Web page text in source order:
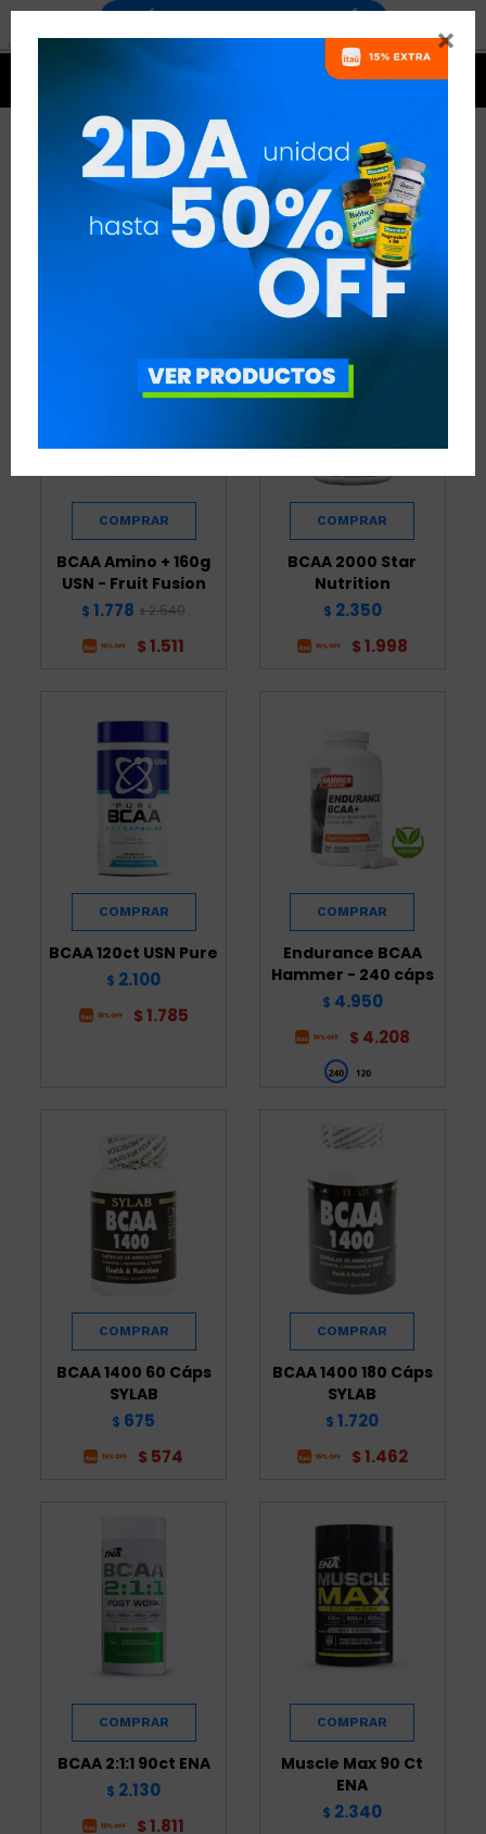

BCAAS
BCAAS QUITAR FILTROS
RECOMENDADOS
BCAA Amino + 160g
USN - Fruit Fusion
$ 1.778 $ 2.540
$ 1.511
BCAA 2000 Star
Nutrition
$ 2.350
$ 1.998
BCAA 120ct USN Pure
$ 2.100
$ 1.785
Endurance BCAA
Hammer - 240 cáps
$ 4.950
$ 4.208
BCAA 1400 60 Cáps
SYLAB
$ 675
$ 574
BCAA 1400 180 Cáps
SYLAB
$ 1.720
$ 1.462
BCAA 2:1:1 90ct ENA
$ 2.130
$ 1.811
Muscle Max 90 Ct
ENA
$ 2.340